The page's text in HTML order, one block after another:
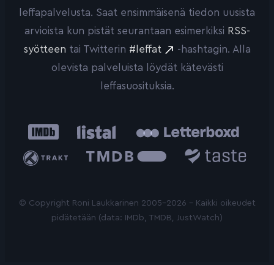
leffapalvelusta. Saat ensimmäisenä tiedon uusista
arvioista kun pistät seurantaan esimerkiksi RSS-
syötteen tai Twitterin #leffat
-hashtagin. Alla
olevista palveluista löydät kätevästi
leffasuosituksia.
IMDb Listal
Trakt
Database
© Copyright Roni Laukkarinen 2005-2026 - Kaikki oikeudet
pidätetään (data: IMDb, TMDB, JustWatch)